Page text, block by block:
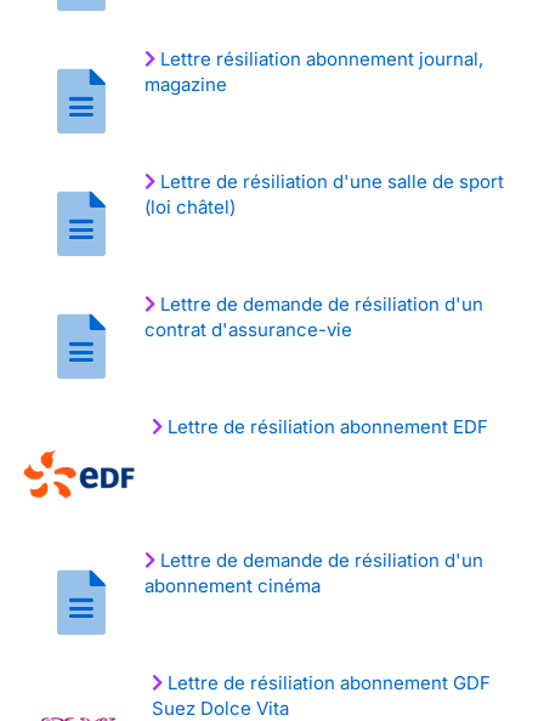
Lettre résiliation abonnement journal,
magazine
Lettre de résiliation d'une salle de sport
(loi châtel)
Lettre de demande de résiliation d'un
contrat d'assurance-vie
Lettre de résiliation abonnement EDF
Lettre de demande de résiliation d'un
abonnement cinéma
Lettre de résiliation abonnement GDF
Suez Dolce Vita